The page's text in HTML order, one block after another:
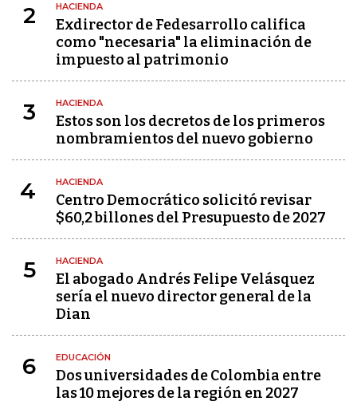
2 HACIENDA
Exdirector de Fedesarrollo califica
como "necesaria" la eliminación de
impuesto al patrimonio
3 HACIENDA
Estos son los decretos de los primeros
nombramientos del nuevo gobierno
4 HACIENDA
Centro Democrático solicitó revisar
$60,2 billones del Presupuesto de 2027
5 HACIENDA
El abogado Andrés Felipe Velásquez
sería el nuevo director general de la
Dian
6 EDUCACIÓN
Dos universidades de Colombia entre
las 10 mejores de la región en 2027